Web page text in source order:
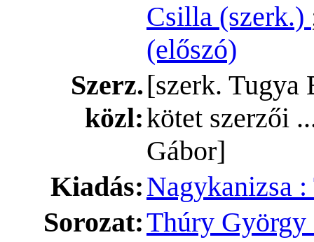
Csilla (szerk.)
(előszó)
Szerz.
közl:
[szerk. Tugya
kötet szerzői
Gábor]
Kiadás:Nagykanizsa
Sorozat:Thúry